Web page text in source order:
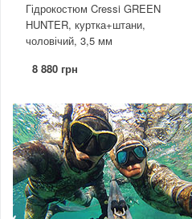
Гідрокостюм Cressi GREEN
HUNTER, куртка+штани,
чоловічий, 3,5 мм
8 880 грн